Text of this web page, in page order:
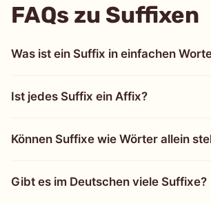
FAQs zu Suffixen
Was ist ein Suffix in einfachen
Ist jedes Suffix ein Affix?
Können Suffixe wie Wörter allein
Gibt es im Deutschen viele Suffixe?